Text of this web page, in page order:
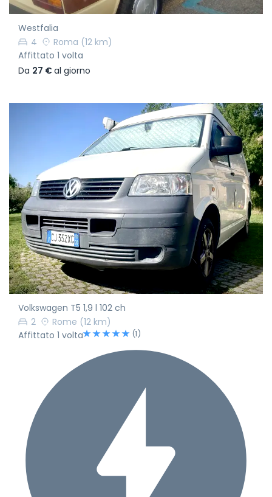
Westfalia
4
Roma (12 km)
Affittato 1 volta
Da 27 €al giorno
Volkswagen T5 1,9 l 102 ch
2
Rome (12 km)
Affittato 1 volta
(1)